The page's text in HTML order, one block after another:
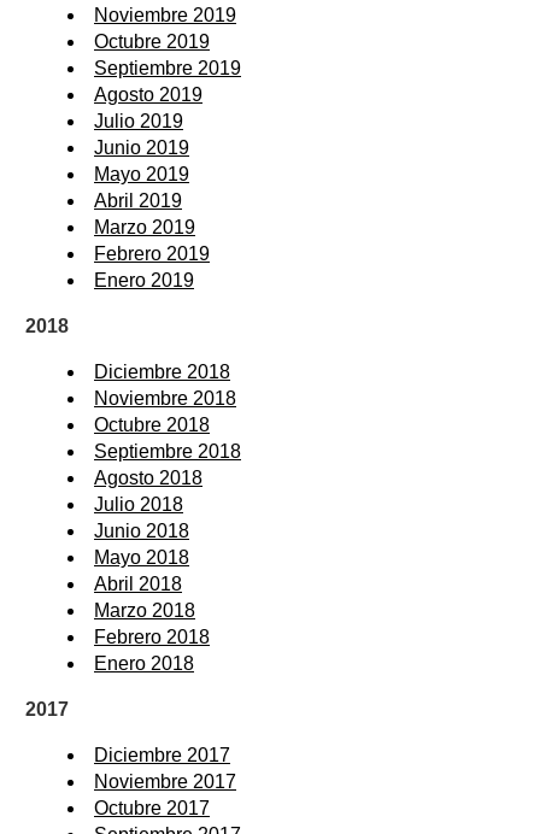
Noviembre 2019
Octubre 2019
Septiembre 2019
Agosto 2019
Julio 2019
Junio 2019
Mayo 2019
Abril 2019
Marzo 2019
Febrero 2019
Enero 2019
2018
Diciembre 2018
Noviembre 2018
Octubre 2018
Septiembre 2018
Agosto 2018
Julio 2018
Junio 2018
Mayo 2018
Abril 2018
Marzo 2018
Febrero 2018
Enero 2018
2017
Diciembre 2017
Noviembre 2017
Octubre 2017